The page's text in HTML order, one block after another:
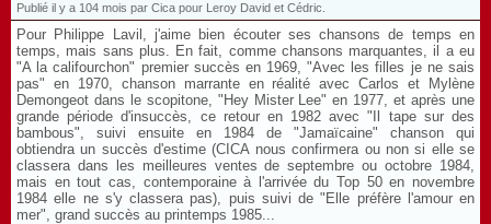
Publié il y a 104 mois par Cica pour Leroy David et Cédric.
Pour Philippe Lavil, j'aime bien écouter ses chansons de temps en
temps, mais sans plus. En fait, comme chansons marquantes, il a eu
"A la califourchon" premier succès en 1969, "Avec les filles je ne sais
pas" en 1970, chanson marrante en réalité avec Carlos et Mylène
Demongeot dans le scopitone, "Hey Mister Lee" en 1977, et après une
grande période d'insuccès, ce retour en 1982 avec "Il tape sur des
bambous", suivi ensuite en 1984 de "Jamaïcaine" chanson qui
obtiendra un succès d'estime (CICA nous confirmera ou non si elle se
classera dans les meilleures ventes de septembre ou octobre 1984,
mais en tout cas, contemporaine à l'arrivée du Top 50 en novembre
1984 elle ne s'y classera pas), puis suivi de "Elle préfère l'amour en
mer", grand succès au printemps 1985...